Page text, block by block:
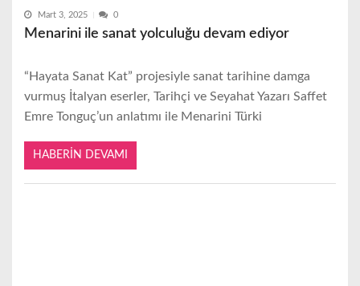
Mart 3, 2025 0
Menarini ile sanat yolculuğu devam ediyor
“Hayata Sanat Kat” projesiyle sanat tarihine damga
vurmuş İtalyan eserler, Tarihçi ve Seyahat Yazarı Saffet
Emre Tonguç’un anlatımı ile Menarini Türki
HABERIN DEVAMI